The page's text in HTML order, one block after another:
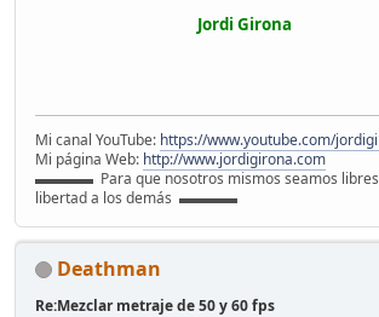
Jordi Girona
Mi canal YouTube: https://www.youtube.com/
Mi página Web: http://www.jordigirona.com
▬▬▬▬ Para que nosotros mismos seamos
libertad a los demás ▬▬▬▬
Deathman
Re:Mezclar metraje de 50 y 60 fps